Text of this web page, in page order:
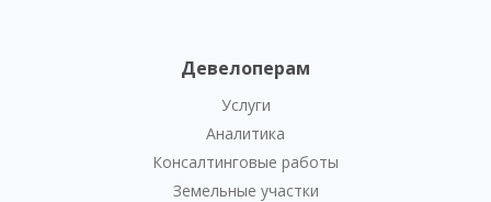
Девелоперам
Услуги
Аналитика
Консалтинговые работы
Земельные участки